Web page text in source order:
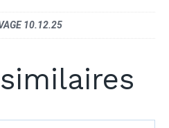
10.12.25